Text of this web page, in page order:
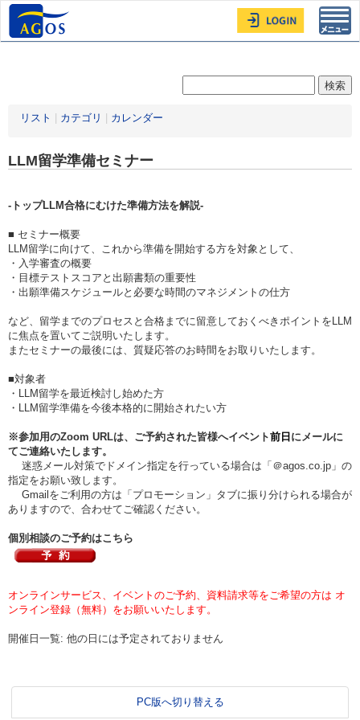
リスト カテゴリ カレンダー
LLM留学準備セミナー
-トップLLM合格にむけた準備方法を解説-
■ セミナー概要
LLM留学に向けて、これから準備を開始する方を対象として、
・入学審査の概要
・目標テストスコアと出願書類の重要性
・出願準備スケジュールと必要な時間のマネジメントの仕方
など、留学までのプロセスと合格までに留意しておくべきポイントをLLM
に焦点を置いてご説明いたします。
またセミナーの最後には、質疑応答のお時間をお取りいたします。
■対象者
・LLM留学を最近検討し始めた方
・LLM留学準備を今後本格的に開始されたい方
※参加用のZoom URLは、ご予約された皆様へイベント前日 にメールに
てご連絡いたします。
迷惑メール対策でドメイン指定を行っている場合は「＠agos.co.jp」の
指定をお願い致します。
Gmailをご利用の方は「プロモーション」タブに振り分けられる場合が
ありますので、合わせてご確認ください。
個別相談のご予約はこちら
オンラインサービス、イベントのご予約、資料請求等をご希望の方は オ
ンライン登録（無料）をお願いいたします。
開催日一覧: 他の日には予定されておりません
PC版へ切り替える